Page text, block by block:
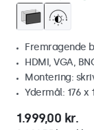
Fremragende
HDMI, VGA,
Montering:
Ydermål: 176 x
1.999,00 kr.